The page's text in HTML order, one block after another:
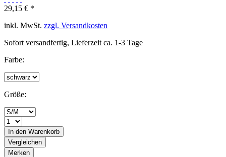
29,15 € *
inkl. MwSt. zzgl. Versandkosten
Sofort versandfertig, Lieferzeit ca. 1-3 Tage
Farbe:
Größe:
In den Warenkorb
Vergleichen
Merken